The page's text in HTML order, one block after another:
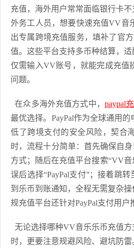
充值，海外用户常常面临银行卡
外务工人员，想要快速充值VV音
出专属跨境充值服务，填补了官
值。这些平台支持多币种结算，
仅需输入VV账号，就能完成充值
问题。
在众多海外充值方式中， paypal
最优选择。PayPal作为全球通用
低了跨境支付的安全风险，契合
时，流程十分简单：首先确保自
方式；随后在充值平台搜索“VV
误后选择“PayPal支付”；接着跳
到乐币到账通知，全程无需复杂
规充值平台还针对PayPal支付用
无论选择哪种VV音乐乐币充值
时，更要注意规避风险、避坑防